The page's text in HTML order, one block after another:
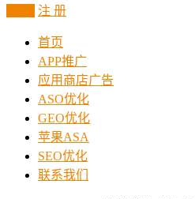
注 册
首页
APP推广
应用商店广告
ASO优化
GEO优化
苹果ASA
SEO优化
联系我们